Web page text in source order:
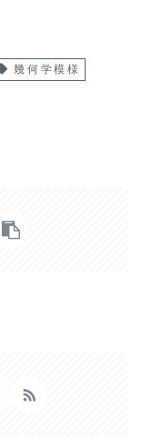
幾何学模様